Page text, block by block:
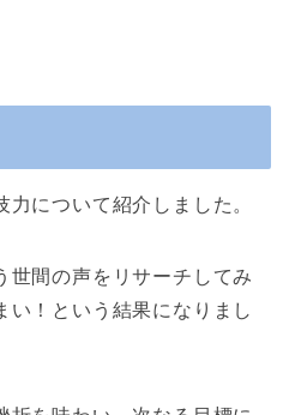
について紹介しました。
世間の声をリサーチしてみ
い！という結果になりまし